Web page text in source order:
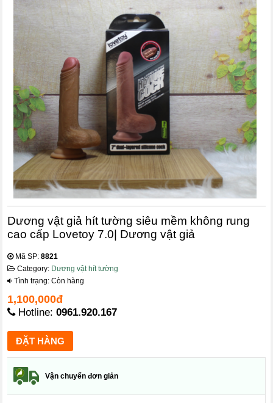
Dương vật giả hít tường siêu mềm không rung
cao cấp Lovetoy 7.0| Dương vật giả
Mã SP:8821
Category: Dương vật hít tường
Tình trạng: Còn hàng
1,100,000đ
Hotline:0961.920.167
Vận chuyển đơn giản